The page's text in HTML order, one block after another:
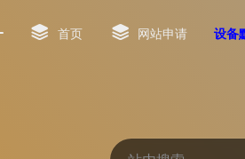
首页 网站申请 设备